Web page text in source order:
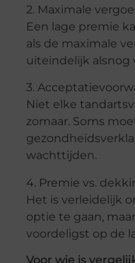
2. Maximale
Een lage premie
als de maximale
uiteindelijk alsnog
3.
Niet elke
zomaar. Soms
wachttijden.
4. Premie vs.
Het is verleidelijk
optie te gaan,
voordeligst op de
Voor wie is